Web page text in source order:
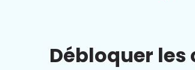
Débloquer les